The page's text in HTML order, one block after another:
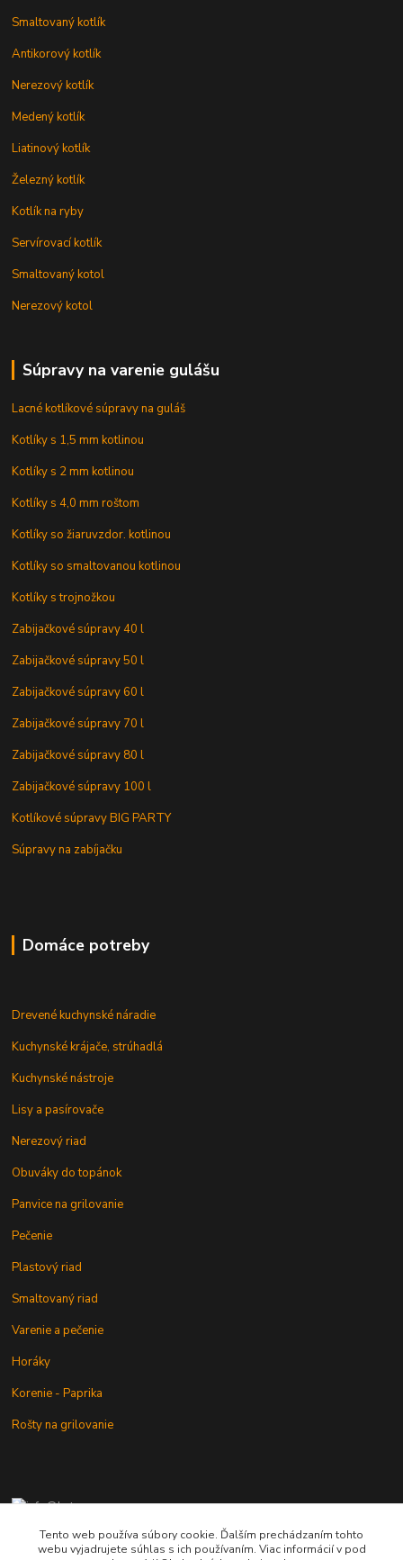
Smaltovaný kotlík
Antikorový kotlík
Nerezový kotlík
Medený kotlík
Liatinový kotlík
Železný kotlík
Kotlík na ryby
Servírovací kotlík
Smaltovaný kotol
Nerezový kotol
Súpravy na varenie gulášu
Lacné kotlíkové súpravy na guláš
Kotlíky s 1,5 mm kotlinou
Kotlíky s 2 mm kotlinou
Kotlíky s 4,0 mm roštom
Kotlíky so žiaruvzdor. kotlinou
Kotlíky so smaltovanou kotlinou
Kotlíky s trojnožkou
Zabijačkové súpravy 40 l
Zabijačkové súpravy 50 l
Zabijačkové súpravy 60 l
Zabijačkové súpravy 70 l
Zabijačkové súpravy 80 l
Zabijačkové súpravy 100 l
Kotlíkové súpravy BIG PARTY
Súpravy na zabíjačku
Domáce potreby
Drevené kuchynské náradie
Kuchynské krájače, strúhadlá
Kuchynské nástroje
Lisy a pasírovače
Nerezový riad
Obuváky do topánok
Panvice na grilovanie
Pečenie
Plastový riad
Smaltovaný riad
Varenie a pečenie
Horáky
Korenie - Paprika
Rošty na grilovanie
+421 902 212 007
od 8:00 - do 16:00 hod
Tento web používa súbory cookie. Ďalším prechádzaním tohto
webu vyjadrujete súhlas s ich používaním. Viac informácií v pod